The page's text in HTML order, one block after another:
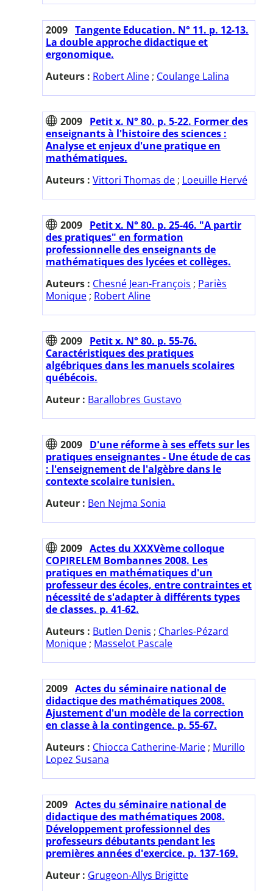
2009 Tangente Education. N° 11. p. 12-13.
La double approche didactique et
ergonomique.
Auteurs : Robert Aline ; Coulange Lalina
2009 Petit x. N° 80. p. 5-22. Former des
enseignants à l'histoire des sciences :
Analyse et enjeux d'une pratique en
mathématiques.
Auteurs : Vittori Thomas de ; Loeuille Hervé
2009 Petit x. N° 80. p. 25-46. "A partir
des pratiques" en formation
professionnelle des enseignants de
mathématiques des lycées et collèges.
Auteurs : Chesné Jean-François ; Pariès
Monique ; Robert Aline
2009 Petit x. N° 80. p. 55-76.
Caractéristiques des pratiques
algébriques dans les manuels scolaires
québécois.
Auteur : Barallobres Gustavo
2009 D'une réforme à ses effets sur les
pratiques enseignantes - Une étude de cas
: l'enseignement de l'algèbre dans le
contexte scolaire tunisien.
Auteur : Ben Nejma Sonia
2009 Actes du XXXVème colloque
COPIRELEM Bombannes 2008. Les
pratiques en mathématiques d'un
professeur des écoles, entre contraintes et
nécessité de s'adapter à différents types
de classes. p. 41-62.
Auteurs : Butlen Denis ; Charles-Pézard
Monique ; Masselot Pascale
2009 Actes du séminaire national de
didactique des mathématiques 2008.
Ajustement d'un modèle de la correction
en classe à la contingence. p. 55-67.
Auteurs : Chiocca Catherine-Marie ; Murillo
Lopez Susana
2009 Actes du séminaire national de
didactique des mathématiques 2008.
Développement professionnel des
professeurs débutants pendant les
premières années d'exercice. p. 137-169.
Auteur : Grugeon-Allys Brigitte